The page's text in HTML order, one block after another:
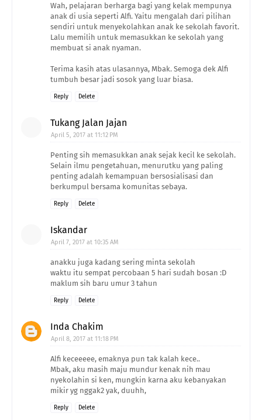
Wah, pelajaran berharga bagi yang kelak mempunya
anak di usia seperti Alfi. Yaitu mengalah dari pilihan
sendiri untuk menyekolahkan anak ke sekolah favorit.
Lalu memilih untuk memasukkan ke sekolah yang
membuat si anak nyaman.
Terima kasih atas ulasannya, Mbak. Semoga dek Alfi
tumbuh besar jadi sosok yang luar biasa.
Reply Delete
Tukang Jalan Jajan
April 5, 2017 at 11:12 PM
Penting sih memasukkan anak sejak kecil ke sekolah.
Selain ilmu pengetahuan, menurutku yang paling
penting adalah kemampuan bersosialisasi dan
berkumpul bersama komunitas sebaya.
Reply Delete
Iskandar
April 7, 2017 at 10:35 AM
anakku juga kadang sering minta sekolah
waktu itu sempat percobaan 5 hari sudah bosan :D
maklum sih baru umur 3 tahun
Reply Delete
Inda Chakim
April 8, 2017 at 11:18 PM
Alfi keceeeee, emaknya pun tak kalah kece..
Mbak, aku masih maju mundur kenak nih mau
nyekolahin si ken, mungkin karna aku kebanyakan
mikir yg nggak2 yak, duuhh,
Reply Delete